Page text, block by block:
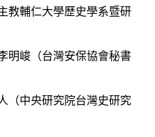
教輔仁大學歷史學系暨研
明峻（台灣安保協會秘書
（中央研究院台灣史研究